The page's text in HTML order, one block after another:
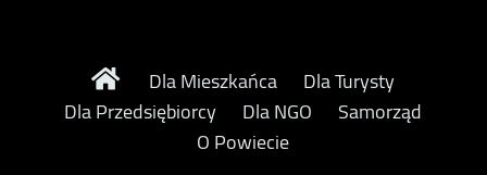
Dla Mieszkańca
Dla Turysty
Dla Przedsiębiorcy
Dla NGO
Samorząd
O Powiecie